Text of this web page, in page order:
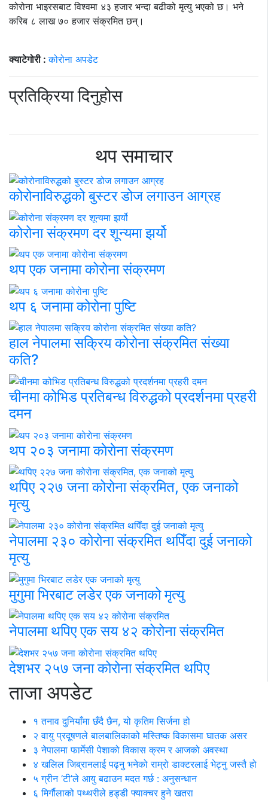
कोरोना भाइरसबाट विश्वमा ४३ हजार भन्दा बढीको मृत्यु भएको छ। भने
करिब ८ लाख ७० हजार संक्रमित छन्।
क्याटेगोरी :कोरोना अपडेट
प्रतिक्रिया दिनुहोस
थप समाचार
कोरोनाविरुद्धको बुस्टर डोज लगाउन आग्रह
कोरोना संक्रमण दर शून्यमा झर्यो
थप एक जनामा कोरोना संक्रमण
थप ६ जनामा कोरोना पुष्टि
हाल नेपालमा सक्रिय कोरोना संक्रमित संख्या
कति?
चीनमा कोभिड प्रतिबन्ध विरुद्धको प्रदर्शनमा प्रहरी
दमन
थप २०३ जनामा काेराेना संक्रमण
थपिए २२७ जना कोरोना संक्रमित, एक जनाको
मृत्यु
नेपालमा २३० कोरोना संक्रमित थपिँदा दुई जनाको
मृत्यु
मुगुमा भिरबाट लडेर एक जनाको मृत्यु
नेपालमा थपिए एक सय ४२ कोरोना संक्रमित
देशभर २५७ जना कोरोना संक्रमित थपिए
ताजा अपडेट
१ तनाव दुनियाँमा छँदै छैन, यो कृतिम सिर्जना हो
२ वायु प्रदूषणले बालबालिकाको मस्तिष्क विकासमा घातक असर
३ नेपालमा फार्मेसी पेशाको विकास क्रम र आजको अवस्था
४ खलिल जिब्रानलाई पढ्नु भनेको राम्रो डाक्टरलाई भेट्नु जस्तै हो
५ ग्रीन ‘टी’ले आयु बढाउन मदत गर्छ : अनुसन्धान
६ मिर्गौलाको पथ्थरीले हड्डी फ्याक्चर हुने खतरा